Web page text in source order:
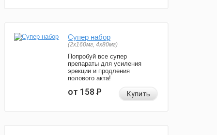
Супер набор
(2х160мг, 4х80мг)
Попробуй все супер
препараты для усиления
эрекции и продления
полового акта!
от 158Р Купить